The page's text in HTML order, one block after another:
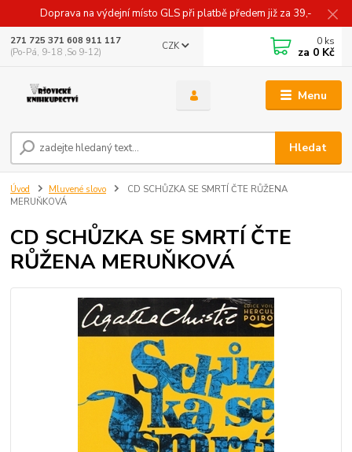
Doprava na výdejní místo GLS při platbě předem již za 39,-
Menu
CZK
Hledat
271 725 371 608 911 117
(Po-Pá, 9-18 ,So 9-12)
0 ks
za 0 Kč
Úvod Mluvené slovo
CD SCHŮZKA SE SMRTÍ ČTE RŮŽENA
MERUŇKOVÁ
CD SCHŮZKA SE SMRTÍ ČTE
RŮŽENA MERUŇKOVÁ